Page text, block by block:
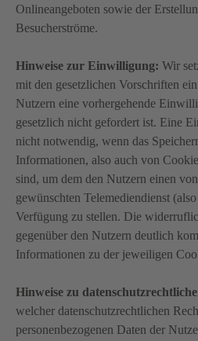
Onlineangeboten sowie der
Besucherströme.
Hinweise zur Einwilligung: Wir
mit den gesetzlichen Vorschriften
Nutzern eine vorhergehende
gesetzlich nicht gefordert ist. Eine
nicht notwendig, wenn das
Informationen, also auch von
sind, um dem den Nutzern einen
gewünschten Telemediendienst
Verfügung zu stellen. Die
gegenüber den Nutzern deutlich
Informationen zu der jeweiligen
Hinweise zu
welcher datenschutzrechtlichen
personenbezogenen Daten der